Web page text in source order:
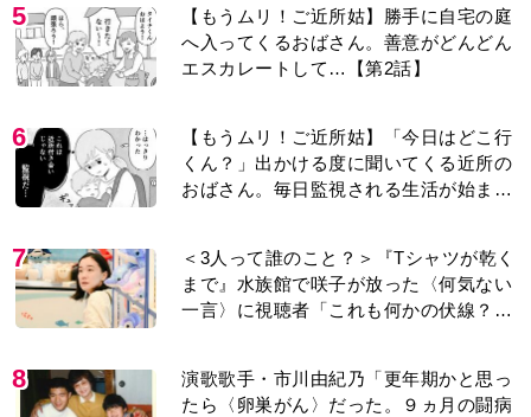
5
【もうムリ！ご近所姑】勝手に自宅の庭
へ入ってくるおばさん。善意がどんどん
エスカレートして…【第2話】
6
【もうムリ！ご近所姑】「今日はどこ行
くん？」出かける度に聞いてくる近所の
おばさん。毎日監視される生活が始ま
7
＜3人って誰のこと？＞『Tシャツが乾く
まで』水族館で咲子が放った〈何気ない
一言〉に視聴者「これも何かの伏線？」
8
演歌歌手・市川由紀乃「更年期かと思っ
たら〈卵巣がん〉だった。９ヵ月の闘病